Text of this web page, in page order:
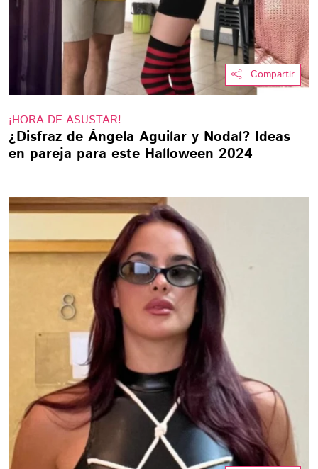
Compartir
¡HORA DE ASUSTAR!
¿Disfraz de Ángela Aguilar y Nodal? Ideas
en pareja para este Halloween 2024